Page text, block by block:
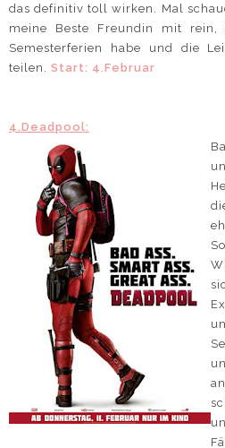
das definitiv toll wirken. Mal
meine Beste Freundin mit
Semesterferien habe und die
teilen. Start: 4.Februar
4.Deadpool: